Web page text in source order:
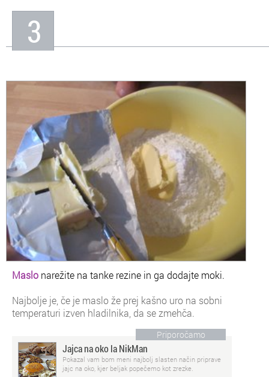
3
Maslo narežite na tanke rezine in ga dodajte moki.
Najbolje je, če je maslo že prej kašno uro na sobni
temperaturi izven hladilnika, da se zmehča.
Priporočamo
Jajca na oko la NikMan
Pokazal vam bom meni najbolj slasten način priprave
jajc na oko, kjer beljak popečemo kot zrezke.